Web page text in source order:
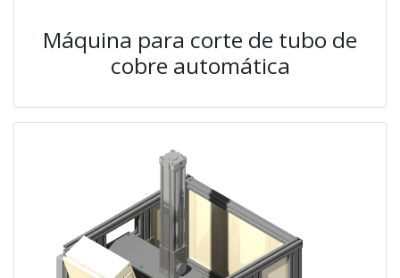
Máquina para corte de tubo de
cobre automática